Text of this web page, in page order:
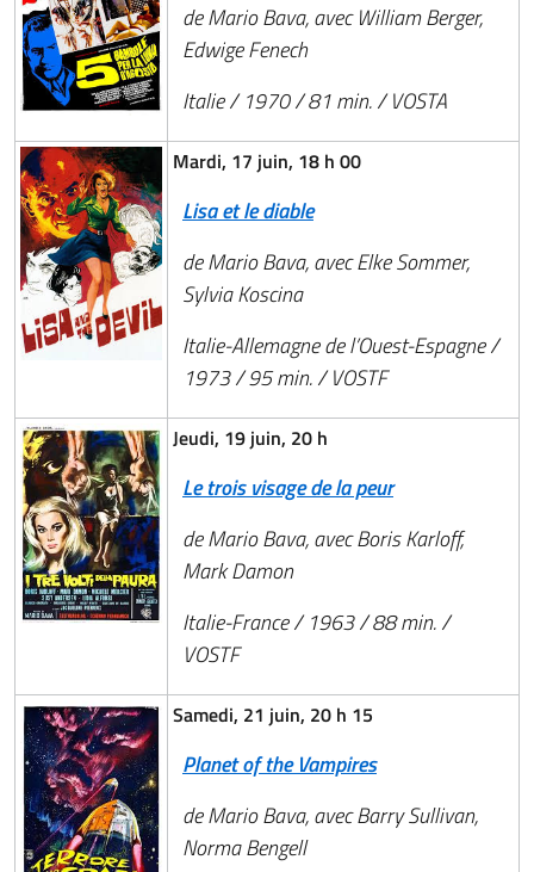
de Mario Bava, avec William Berger,
Edwige Fenech
Italie / 1970 / 81 min. / VOSTA
Mardi, 17 juin, 18 h 00
Lisa et le diable
de Mario Bava, avec Elke Sommer,
Sylvia Koscina
Italie-Allemagne de l’Ouest-Espagne /
1973 / 95 min. / VOSTF
Jeudi, 19 juin, 20 h
Le trois visage de la peur
de Mario Bava, avec Boris Karloff,
Mark Damon
Italie-France / 1963 / 88 min. /
VOSTF
Samedi, 21 juin, 20 h 15
Planet of the Vampires
de Mario Bava, avec Barry Sullivan,
Norma Bengell